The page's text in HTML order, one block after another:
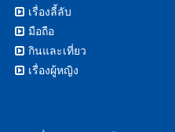
เรื่องลี้ลับ
มือถือ
กินและเที่ยว
เรื่องผู้หญิง